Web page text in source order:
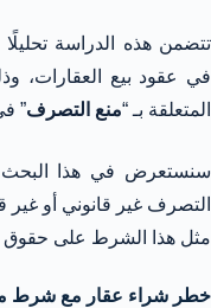
تتضمن هذه الدراسة
في عقود بيع العقارات،
المتعلقة بـ “منع التصرف”
سنستعرض في هذا البحث
التصرف غير قانوني أو
مثل هذا الشرط على حقوق
خطر شراء عقار مع شرط